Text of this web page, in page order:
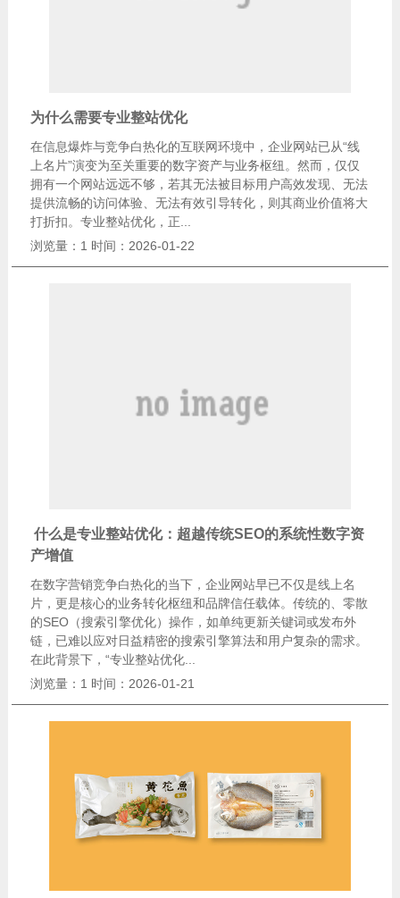
为什么需要专业整站优化
在信息爆炸与竞争白热化的互联网环境中，企业网站已从“线
上名片”演变为至关重要的数字资产与业务枢纽。然而，仅仅
拥有一个网站远远不够，若其无法被目标用户高效发现、无法
提供流畅的访问体验、无法有效引导转化，则其商业价值将大
打折扣。专业整站优化，正...
浏览量：1 时间：2026-01-22
​ 什么是专业整站优化：超越传统SEO的系统性数字资
产增值
在数字营销竞争白热化的当下，企业网站早已不仅是线上名
片，更是核心的业务转化枢纽和品牌信任载体。传统的、零散
的SEO（搜索引擎优化）操作，如单纯更新关键词或发布外
链，已难以应对日益精密的搜索引擎算法和用户复杂的需求。
在此背景下，“专业整站优化...
浏览量：1 时间：2026-01-21